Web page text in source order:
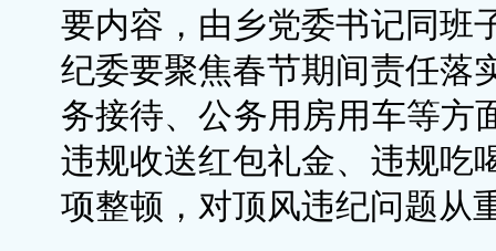
要内容，由乡党委书记同班
纪委要聚焦春节期间责任落
务接待、公务用房用车等方
违规收送红包礼金、违规吃
项整顿，对顶风违纪问题从